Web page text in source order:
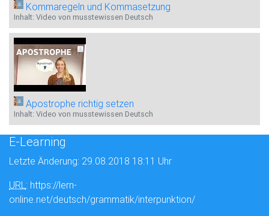
Kommaregeln und Kommasetzung
Inhalt: Video von musstewissen Deutsch
Apostrophe richtig setzen
Inhalt: Video von musstewissen Deutsch
E-Learning
Letzte Änderung: 29.08.2018 18:11 Uhr
URL: https://lern-
online.net/deutsch/grammatik/interpunktion/